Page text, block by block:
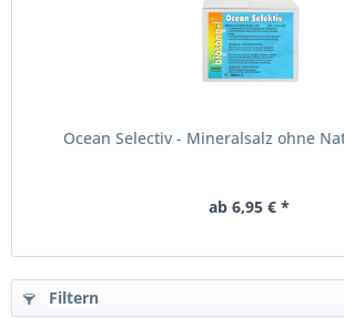
Ocean Selectiv - Mineralsalz ohne
ab 6,95 € *
Filtern